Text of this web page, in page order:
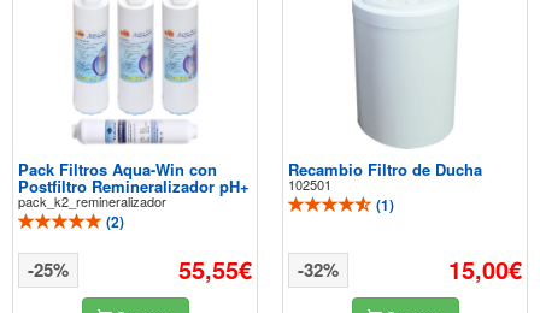
Pack Filtros Aqua-Win con
Postfiltro Remineralizador pH+
pack_k2_remineralizador
(2)
55,55€
-25%
Recambio Filtro de Ducha
102501
(1)
15,00€
-32%